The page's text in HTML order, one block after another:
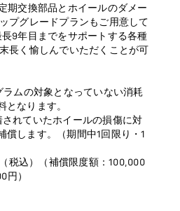
期交換部品とホイールのダメー
プグレードプランもご用意して
9年目までをサポートする各種
長く愉しんでいただくことが可
ラムの対象となっていない消耗
となります。
されていたホイールの損傷に対
償します。（期間中1回限り・1
税込）（補償限度額：100,000
円）